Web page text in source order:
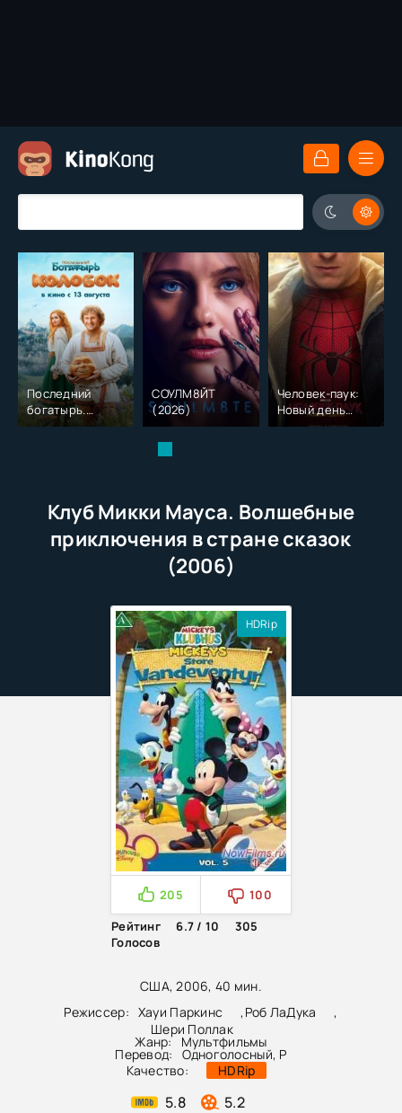
Последний
богатырь.
Колобок (2026)
СОУЛМ8ЙТ
(2026)
Человек-паук:
Новый день
(2026)
Клуб Микки Мауса. Волшебные
приключения в стране сказок
(2006)
США, 2006, 40 мин.
Режиссер: Хауи Паркинс , Роб ЛаДука
,
Шери Поллак
Жанр: Мультфильмы
Перевод:
Одноголосный, P
Качество:
HDRip
5.8 5.2
HDRip
205
100
Рейтинг
6.7 / 10
305
Голосов